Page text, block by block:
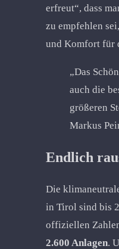
erfreut“, dass
zu empfehlen
und Komfort für
„Das
auch die
größeren
Markus
Endlich
Die
in Tirol sind bis
offiziellen
2.600 Anlagen.